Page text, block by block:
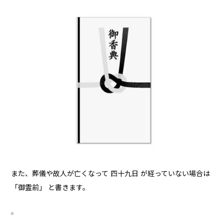
また、葬儀や故人が亡くなって 四十九日 が経っていない場合は
「御霊前」 と書きます。